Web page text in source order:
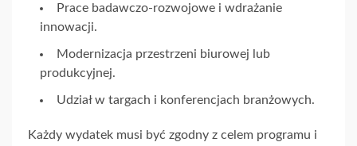
Prace badawczo-rozwojowe i wdrażanie
innowacji.
Modernizacja przestrzeni biurowej lub
produkcyjnej.
Udział w targach i konferencjach branżowych.
Każdy wydatek musi być zgodny z celem programu i